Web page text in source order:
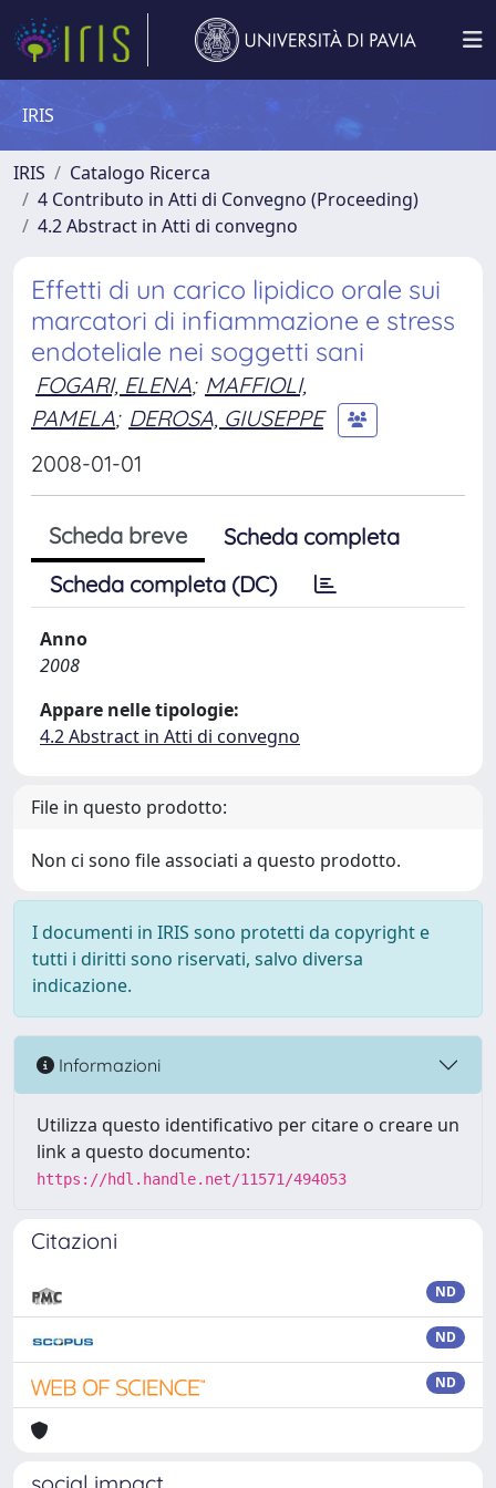
IRIS
IRIS
Catalogo Ricerca
4 Contributo in Atti di Convegno (Proceeding)
4.2 Abstract in Atti di convegno
Effetti di un carico lipidico orale sui
marcatori di infiammazione e stress
endoteliale nei soggetti sani
FOGARI, ELENA; MAFFIOLI,
PAMELA; DEROSA, GIUSEPPE
2008-01-01
Scheda breve
Scheda completa
Scheda completa (DC)
Anno
2008
Appare nelle tipologie:
4.2 Abstract in Atti di convegno
File in questo prodotto:
Non ci sono file associati a questo prodotto.
I documenti in IRIS sono protetti da copyright e
tutti i diritti sono riservati, salvo diversa
indicazione.
Informazioni
Utilizza questo identificativo per citare o creare un
link a questo documento:
https://hdl.handle.net/11571/494053
Citazioni
ND
ND
ND